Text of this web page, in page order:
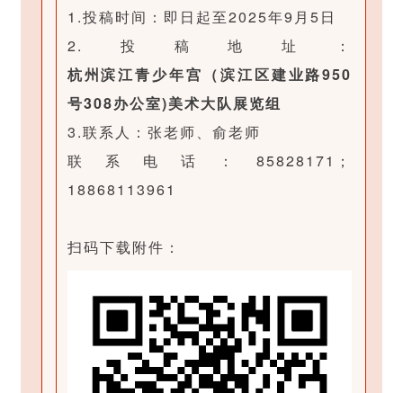
。
用
于
模
作
1.投稿时间：即日起至2025年9月5日
2.投稿地址：
杭州滨江青少年宫（滨江区建业路950
号308办公室)美术大队展览组
3.联系人：张老师、俞老师
联系电话：85828171；
18868113961
扫码下载附件：